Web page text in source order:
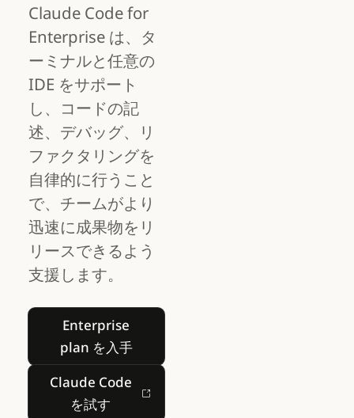
Claude Code for
Enterprise は、タ
ーミナルと任意の
IDE をサポート
し、コードの記
述、デバッグ、リ
ファクタリングを
自律的に行うこと
で、チームがより
迅速に成果物をリ
リースできるよう
支援します。
Enterprise
plan を入手
Enterprise plan を入手
Claude Code
を試す
Claude Code を試す